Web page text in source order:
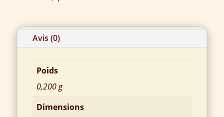
Avis (0)
Poids
0,200 g
Dimensions